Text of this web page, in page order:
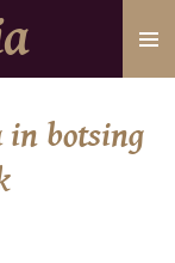
in botsing